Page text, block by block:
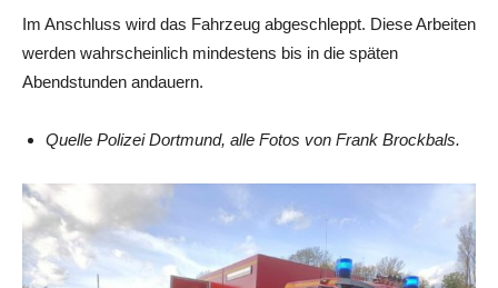
Im Anschluss wird das Fahrzeug abgeschleppt. Diese Arbeiten
werden wahrscheinlich mindestens bis in die späten
Abendstunden andauern.
Quelle Polizei Dortmund, alle Fotos von Frank Brockbals.